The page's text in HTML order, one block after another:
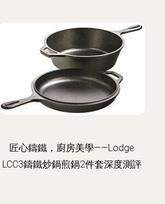
匠心鑄鐵，廚房美學——Lodge
LCC3鑄鐵炒鍋煎鍋2件套深度測評